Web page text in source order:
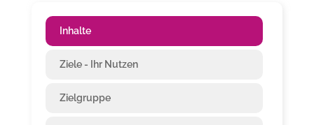
Inhalte
Ziele - Ihr Nutzen
Zielgruppe